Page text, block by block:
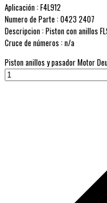
Aplicación : F4L912
Numero de Parte : 0423 2407
Descripcion : Piston con anillos
Cruce de números : n/a
Piston anillos y pasador Motor